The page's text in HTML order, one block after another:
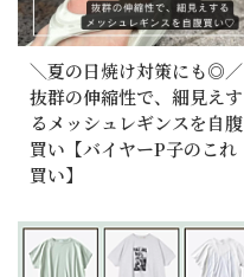
＼夏の日焼け対策にも◎／
抜群の伸縮性で、細見えす
るメッシュレギンスを自腹
買い【バイヤーP子のこれ
買い】